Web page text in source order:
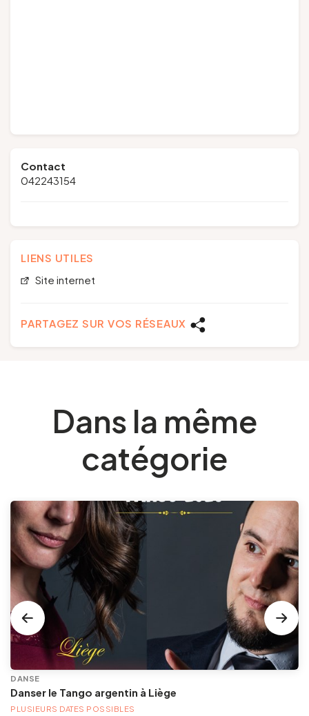
Contact
042243154
LIENS UTILES
Site internet
PARTAGEZ SUR VOS RÉSEAUX
Dans la même
catégorie
DANSE
Danser le Tango argentin à Liège
PLUSIEURS DATES POSSIBLES